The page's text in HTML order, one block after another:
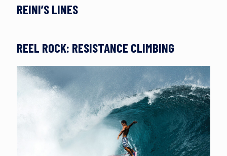
REINI’S LINES
REEL ROCK: RESISTANCE CLIMBING